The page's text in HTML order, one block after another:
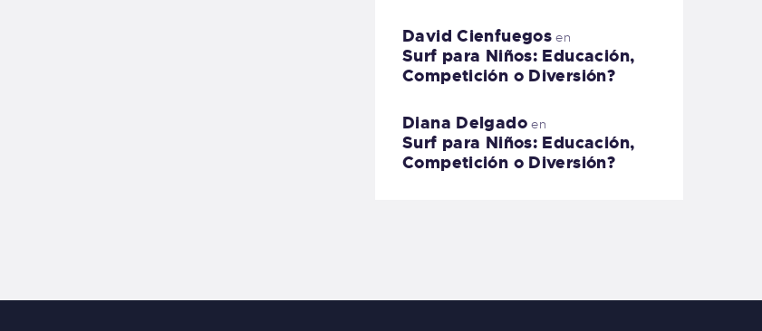
David Cienfuegos en
Surf para Niños: Educación,
Competición o Diversión?
Diana Delgadoen
Surf para Niños: Educación,
Competición o Diversión?